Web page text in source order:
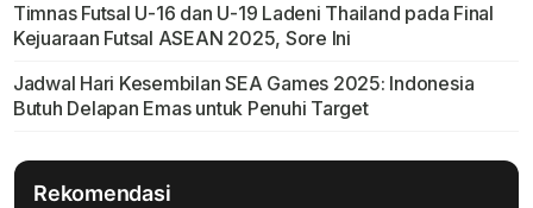
Timnas Futsal U-16 dan U-19 Ladeni Thailand pada Final
Kejuaraan Futsal ASEAN 2025, Sore Ini
Jadwal Hari Kesembilan SEA Games 2025: Indonesia
Butuh Delapan Emas untuk Penuhi Target
Rekomendasi